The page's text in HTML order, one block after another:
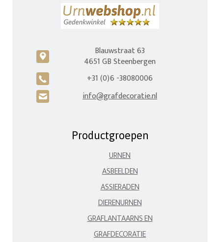
c
Blauwstraat 63
4651 GB Steenbergen
A +31 (0)6 -38080006
H info@grafdecoratie.nl
Productgroepen
URNEN
ASBEELDEN
ASSIERADEN
DIERENURNEN
GRAFLANTAARNS EN
GRAFDECORATIE